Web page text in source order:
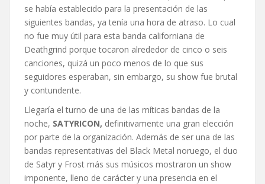
se había establecido para la presentación de las
siguientes bandas, ya tenía una hora de atraso. Lo cual
no fue muy útil para esta banda californiana de
Deathgrind porque tocaron alrededor de cinco o seis
canciones, quizá un poco menos de lo que sus
seguidores esperaban, sin embargo, su show fue brutal
y contundente.
Llegaría el turno de una de las míticas bandas de la
noche, SATYRICON, definitivamente una gran elección
por parte de la organización. Además de ser una de las
bandas representativas del Black Metal noruego, el duo
de Satyr y Frost más sus músicos mostraron un show
imponente, lleno de carácter y una presencia en el